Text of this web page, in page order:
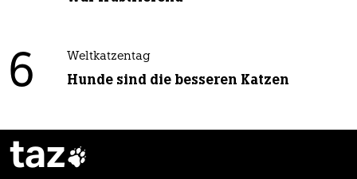
6 Weltkatzentag
Hunde sind die besseren Katzen
taz